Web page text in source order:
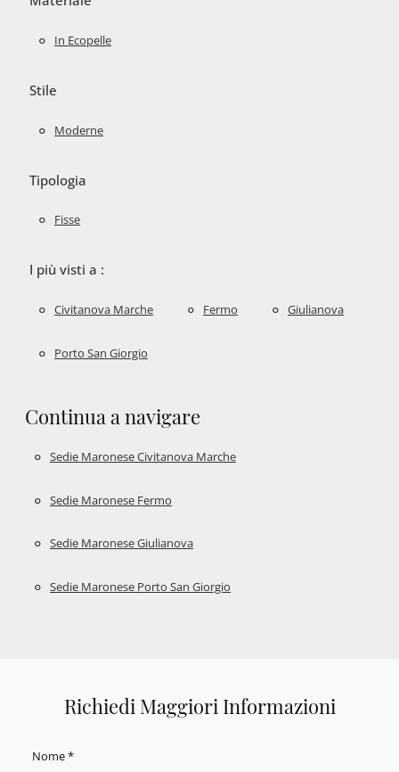
In Ecopelle
Stile
Moderne
Tipologia
Fisse
I più visti a :
Civitanova Marche Fermo Giulianova
Porto San Giorgio
Continua a navigare
Sedie Maronese Civitanova Marche
Sedie Maronese Fermo
Sedie Maronese Giulianova
Sedie Maronese Porto San Giorgio
Richiedi Maggiori Informazioni